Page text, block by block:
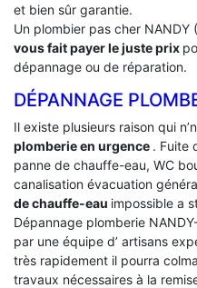
et bien sûr garantie.
Un plombier pas cher NANDY
vous fait payer le juste prix
dépannage ou de réparation.
DÉPANNAGE
Il existe plusieurs raison qui
plomberie en urgence . Fuite
panne de chauffe-eau, WC
canalisation évacuation
de chauffe-eau impossible a
Dépannage plomberie
par une équipe d’ artisans
très rapidement il pourra
travaux nécessaires à la